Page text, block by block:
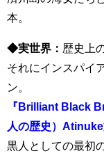
本。
◆実世界： 歴史上
それにインスパイ
ン。
『Brilliant Black
人の歴史）
黒人としての最初